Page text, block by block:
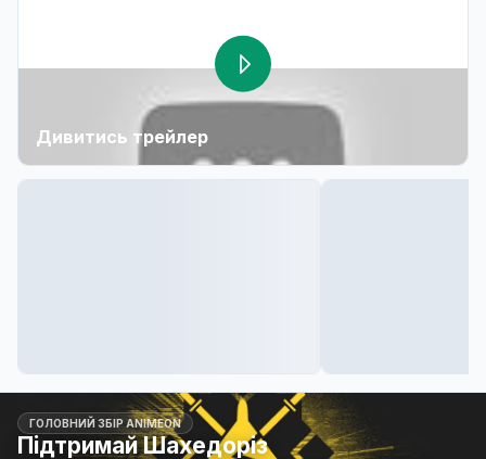
Дивитись трейлер
ГОЛОВНИЙ ЗБІР ANIMEON
Підтримай Шахедоріз